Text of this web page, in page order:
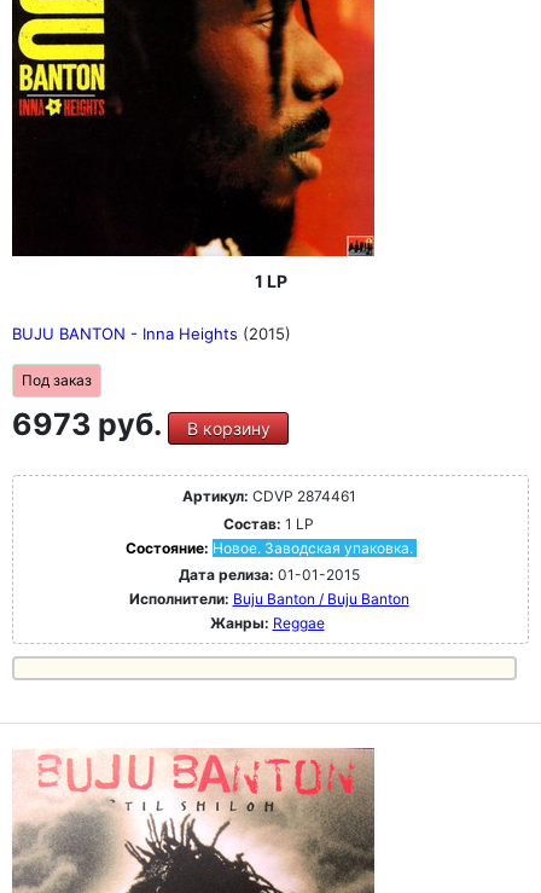
1 LP
BUJU BANTON - Inna Heights (2015)
Под заказ
6973 руб. В корзину
Артикул: CDVP 2874461
Состав: 1 LP
Состояние: Новое. Заводская упаковка.
Дата релиза: 01-01-2015
Исполнители: Buju Banton / Buju Banton
Жанры: Reggae